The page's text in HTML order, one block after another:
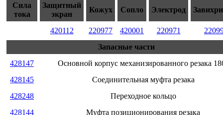
Сила
тока
Защитный
экран
Кожух Сопло Электрод
420112 220977 420001 220971
Запасные части
428147
Основной корпус механизированного резака
428145
Соединительная муфта резака
428248
Переходное кольцо
428144
Муфта позиционирования резака